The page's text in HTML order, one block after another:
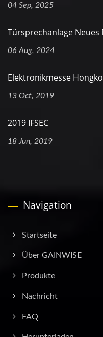
04 Sep, 2025
Türsprechanlage Neues
06 Aug, 2024
Elektronikmesse
13 Oct, 2019
2019 IFSEC
18 Jun, 2019
Navigation
Startseite
Über GAINWISE
Produkte
Nachricht
FAQ